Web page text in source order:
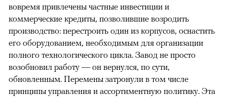
вовремя привлечены частные инвестиции и
коммерческие кредиты, позволившие возродить
производство: перестроить один из корпусов, оснастить
его оборудованием, необходимым для организации
полного технологического цикла. Завод не просто
возобновил работу — он вернулся, по сути,
обновленным. Перемены затронули в том числе
принципы управления и ассортиментную политику. Эта